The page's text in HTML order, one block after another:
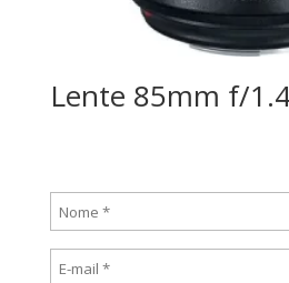
Lente 85mm f/